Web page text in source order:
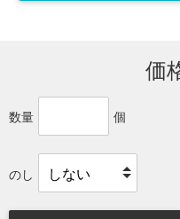
価
数量 個
のし